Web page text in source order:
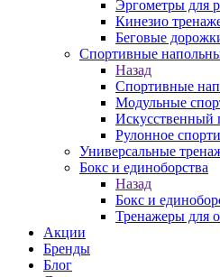
Эргометры для
Кинезио
Беговые
Спортивные
Назад
Спортивные
Модульные
Искусственный
Рулонное
Универсальные
Бокс и единоборства
Назад
Бокс и
Тренажеры для
Акции
Бренды
Блог